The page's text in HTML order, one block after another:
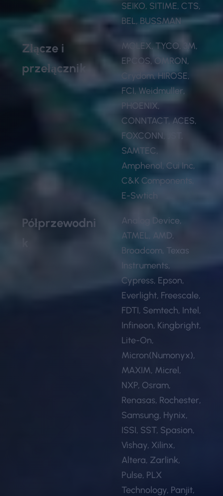
SEIKO, SITIME, CTS,
BEL, BUSSMAN
Złącze i
przełącznik
MOLEX, TYCO, 3M,
EPCOS, OMRON,
Crydom, HIROSE,
FCI, Weidmuller,
PHOENIX,
CONNTACT, ACES,
FOXCONN, JST,
SAMTEC,
Amphenol, Cui Inc,
C&K Components,
E-Swtich
Półprzewodni
Analog Device,
ATMEL, AMD,
Broadcom, Texas
Instruments,
Cypress, Epson,
Everlight, Freescale,
FDTI, Semtech, Intel,
Infineon, Kingbright,
Lite-On,
Micron(Numonyx),
MAXIM, Micrel,
NXP, Osram,
Renasas, Rochester,
Samsung, Hynix,
ISSI, SST, Spasion,
Vishay, Xilinx,
Altera, Zarlink,
Pulse, PLX
Technology, Panjit,